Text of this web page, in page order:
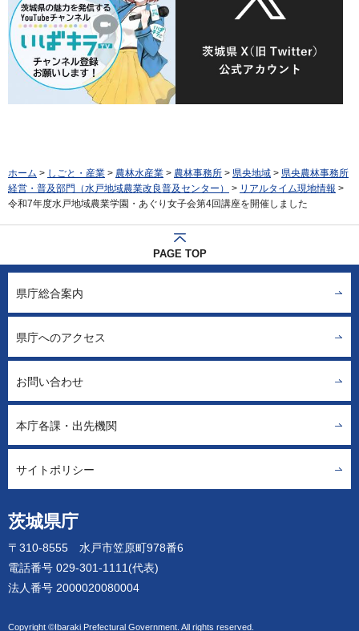
ホーム > しごと・産業 > 農林水産業 > 農林事務所 > 県央地域 > 県央農林事務所
経営・普及部門（水戸地域農業改良普及センター）
> リアルタイム現地情報 >
令和7年度水戸地域農業学園・あぐり女子会第4回講座を開催しました
PAGE TOP
茨城県庁
〒310-8555 水戸市笠原町978番6
電話番号 029-301-1111(代表)
法人番号 2000020080004
Copyright ©Ibaraki Prefectural Government. All rights reserved.
県庁総合案内
県庁へのアクセス
お問い合わせ
本庁各課・出先機関
サイトポリシー